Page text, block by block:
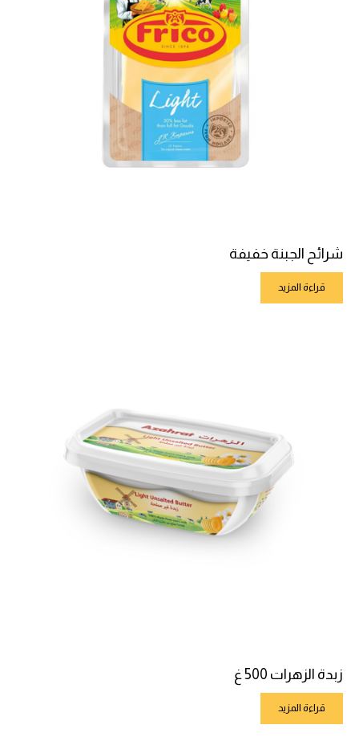
شرائح الجبنة خفيفة
قراءة المزيد
زبدة الزهرات 500 غ
قراءة المزيد